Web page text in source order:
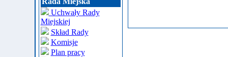
Uchwały Rady
Miejskiej
Skład Rady
Komisje
Plan pracy